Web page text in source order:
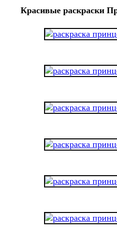
Красивые раскраски